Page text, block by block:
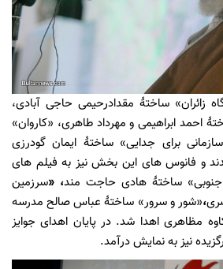
زائران» ساختۀ مقدادرحیمی حاجی آبادی،
احمد ابراهیمی و مهرداد طاهری، «کاروان»
برای جدایی» ساختۀ ایمان گودرزی
و فانوس های این بخش نیز به فیلم های
ساختۀ هادی حاجت مند، «سرزمین
،«شور و سرور» ساختۀ عباس صالح مدرسه
مظاهری اهدا شد. در پایان اهدای جوایز
نیز به نمایش درآمد.